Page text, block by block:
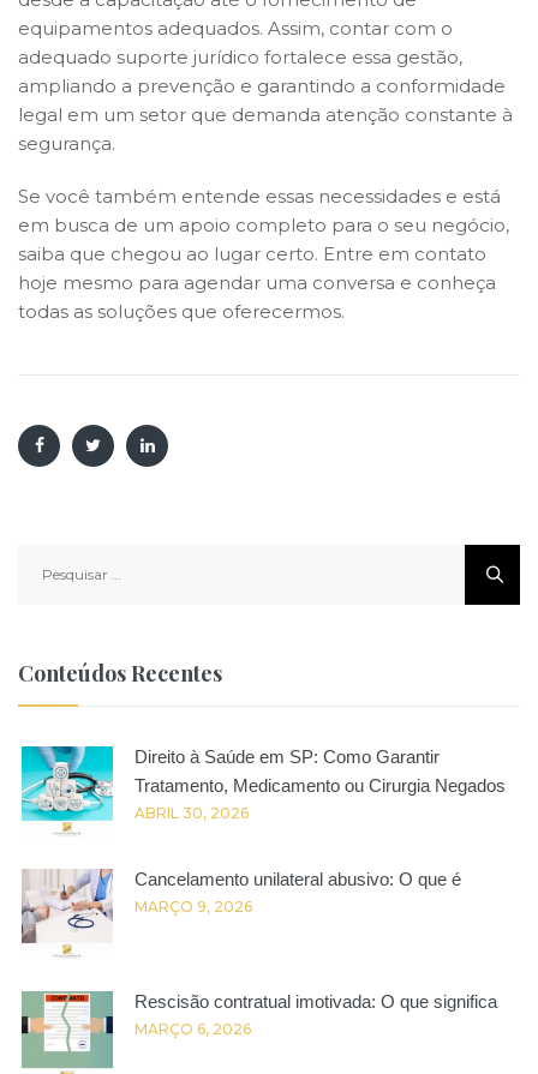
equipamentos adequados. Assim, contar com o
adequado suporte jurídico fortalece essa gestão,
ampliando a prevenção e garantindo a conformidade
legal em um setor que demanda atenção constante à
segurança.
Se você também entende essas necessidades e está
em busca de um apoio completo para o seu negócio,
saiba que chegou ao lugar certo. Entre em contato
hoje mesmo para agendar uma conversa e conheça
todas as soluções que oferecermos.
por:
Conteúdos Recentes
Direito à Saúde em SP: Como Garantir
Tratamento, Medicamento ou Cirurgia Negados
ABRIL 30, 2026
Cancelamento unilateral abusivo: O que é
MARÇO 9, 2026
Rescisão contratual imotivada: O que significa
MARÇO 6, 2026